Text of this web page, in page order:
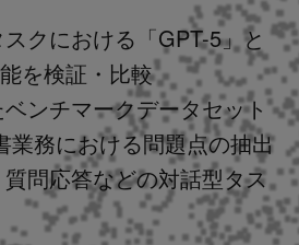
クにおける「GPT-5」と
を検証・比較
ンチマークデータセット
業務における問題点の抽出
問応答などの対話型タス